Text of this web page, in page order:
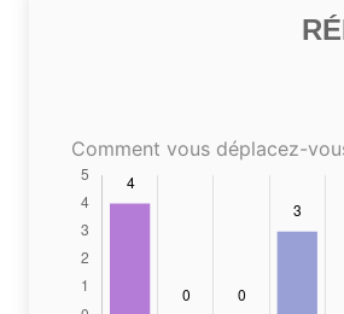
Comment vous déplacez-